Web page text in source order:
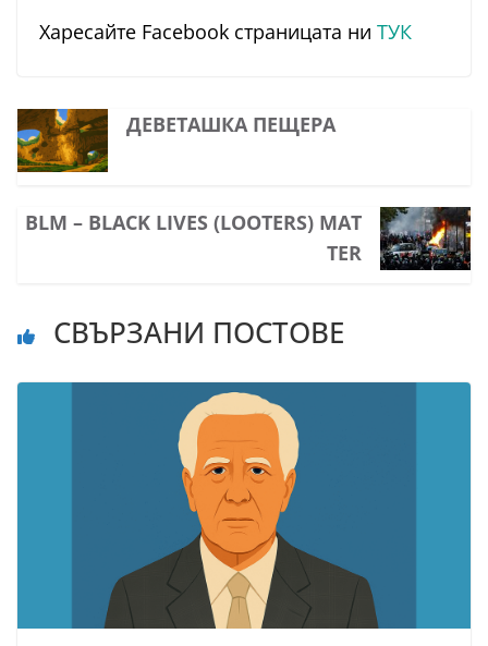
Харесайте Facebook страницата ни ТУК
ДЕВЕТАШКА ПЕЩЕРА
BLM – BLACK LIVES (LOOTERS) MAT
TER
СВЪРЗАНИ ПОСТОВЕ